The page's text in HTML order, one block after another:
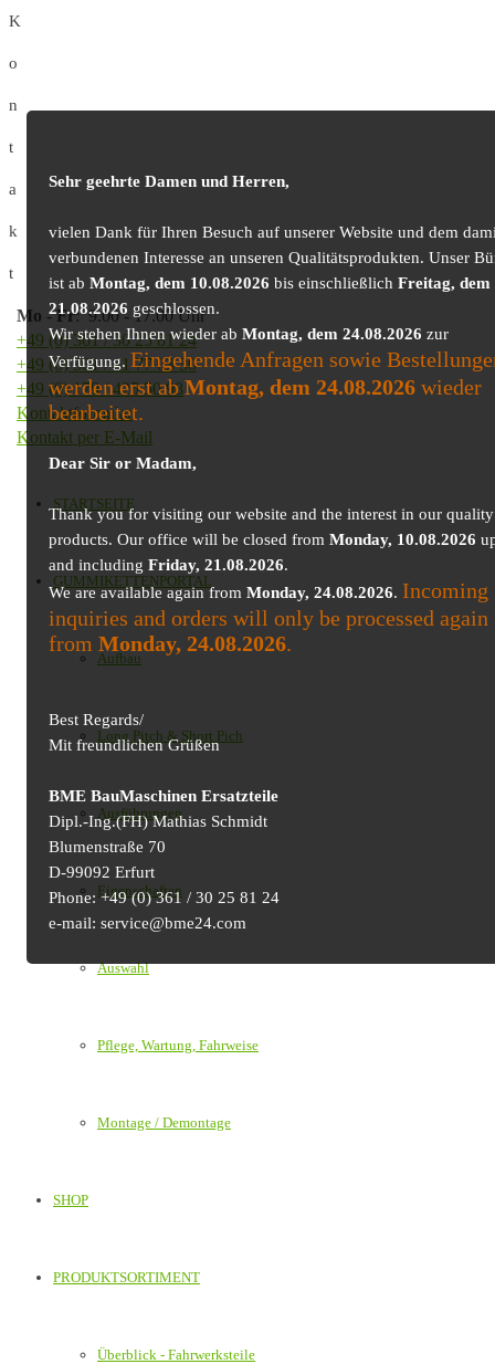
K
o
n
t
a
k
t
Mo -Fr: 9.00 - 17.00 Uhr
+49 (0) 361 / 30 25 81 24
+49 (0) 361 / 41 77 03 30
+49 (0) 179 / 425 50 98
Kontaktformular
Kontakt per E-Mail
STARTSEITE
GUMMIKETTENPORTAL
Aufbau
Long Pitch & Short Pich
Ausführungen
Eigenschaften
Auswahl
Pflege, Wartung, Fahrweise
Montage / Demontage
SHOP
PRODUKTSORTIMENT
Überblick - Fahrwerksteile
Sehr geehrte Damen und Herren,
vielen Dank für Ihren Besuch auf unserer Website und dem
verbundenen Interesse an unseren Qualitätsprodukten. Unser
ist ab Montag, dem 10.08.2026 bis einschließlich Freitag, dem
21.08.2026 geschlossen.
Wir stehen Ihnen wieder ab Montag, dem 24.08.2026 zur
Verfügung.Eingehende Anfragen sowie
werden erst abMontag, dem 24.08.2026wieder
bearbeitet.
Dear Sir or Madam,
Thank you for visiting our website and the interest in our quality
products. Our office will be closed from Monday, 10.08.2026
and including Friday, 21.08.2026.
We are available again from Monday, 24.08.2026. Incoming
inquiries and orders will only be processed again
from Monday, 24.08.2026.
Best Regards/
Mit freundlichen Grüßen
BME BauMaschinen Ersatzteile
Dipl.-Ing.(FH) Mathias Schmidt
Blumenstraße 70
D-99092 Erfurt
Phone: +49 (0) 361 / 30 25 81 24
e-mail: service@bme24.com